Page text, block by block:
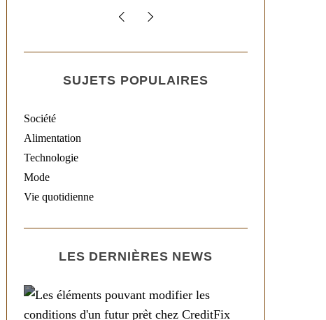
SUJETS POPULAIRES
Société
Alimentation
Technologie
Mode
Vie quotidienne
LES DERNIÈRES NEWS
Société